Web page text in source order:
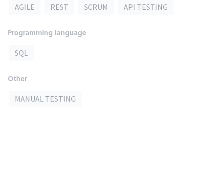
AGILE REST SCRUM API TESTING
Programming language
SQL
Other
MANUAL TESTING